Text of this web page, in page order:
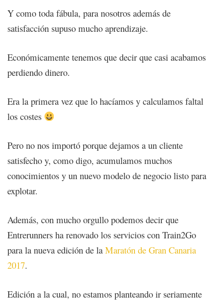
Y como toda fábula, para nosotros además de
satisfacción supuso mucho aprendizaje.
Económicamente tenemos que decir que casi acabamos
perdiendo dinero.
Era la primera vez que lo hacíamos y calculamos faltal
los costes
Pero no nos importó porque dejamos a un cliente
satisfecho y, como digo, acumulamos muchos
conocimientos y un nuevo modelo de negocio listo para
explotar.
Además, con mucho orgullo podemos decir que
Entrerunners ha renovado los servicios con Train2Go
para la nueva edición de la Maratón de Gran Canaria
2017.
Edición a la cual, no estamos planteando ir seriamente